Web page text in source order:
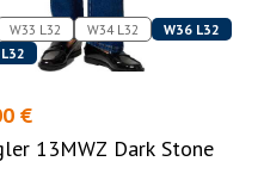
W33 L32 W34 L32
W36 L32
€
13MWZ Dark Stone